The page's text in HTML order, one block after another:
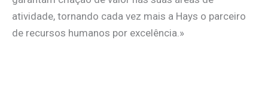
atividade, tornando cada vez mais a Hays o parceiro
de recursos humanos por excelência.»